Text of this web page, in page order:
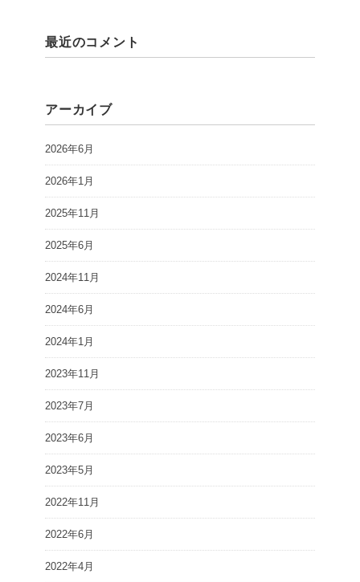
最近のコメント
アーカイブ
2026年6月
2026年1月
2025年11月
2025年6月
2024年11月
2024年6月
2024年1月
2023年11月
2023年7月
2023年6月
2023年5月
2022年11月
2022年6月
2022年4月